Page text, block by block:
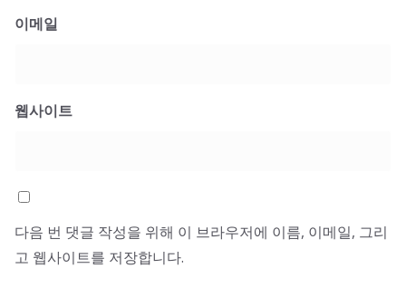
이메일
웹사이트
다음 번 댓글 작성을 위해 이 브라우저에 이름, 이메일, 그리
고 웹사이트를 저장합니다.